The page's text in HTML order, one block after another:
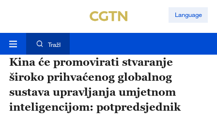
Language
TražI
Kina će promovirati stvaranje
široko prihvaćenog globalnog
sustava upravljanja umjetnom
inteligencijom: potpredsjednik